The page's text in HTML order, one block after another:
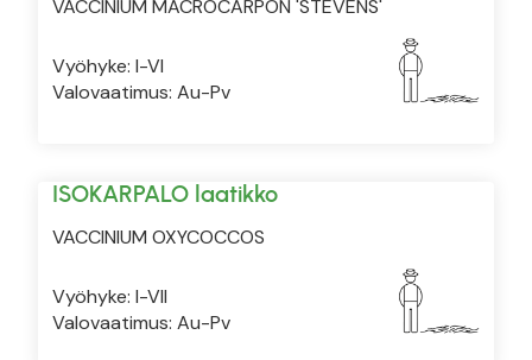
VACCINIUM MACROCARPON 'STEVENS'
Vyöhyke: I-VI
Valovaatimus: Au-Pv
ISOKARPALO laatikko
VACCINIUM OXYCOCCOS
Vyöhyke: I-VII
Valovaatimus: Au-Pv